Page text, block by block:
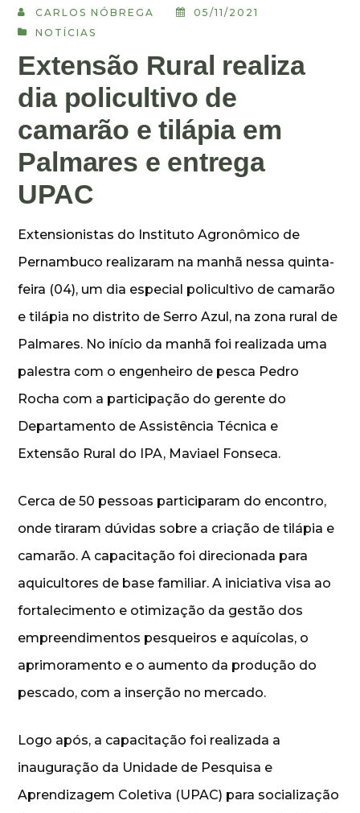
CARLOS NÓBREGA
05/11/2021
NOTÍCIAS
Extensão Rural realiza
dia policultivo de
camarão e tilápia em
Palmares e entrega
UPAC
Extensionistas do Instituto Agronômico de
Pernambuco realizaram na manhã nessa quinta-
feira (04), um dia especial policultivo de camarão
e tilápia no distrito de Serro Azul, na zona rural de
Palmares. No início da manhã foi realizada uma
palestra com o engenheiro de pesca Pedro
Rocha com a participação do gerente do
Departamento de Assistência Técnica e
Extensão Rural do IPA, Maviael Fonseca.
Cerca de 50 pessoas participaram do encontro,
onde tiraram dúvidas sobre a criação de tilápia e
camarão. A capacitação foi direcionada para
aquicultores de base familiar. A iniciativa visa ao
fortalecimento e otimização da gestão dos
empreendimentos pesqueiros e aquícolas, o
aprimoramento e o aumento da produção do
pescado, com a inserção no mercado.
Logo após, a capacitação foi realizada a
inauguração da Unidade de Pesquisa e
Aprendizagem Coletiva (UPAC) para socialização